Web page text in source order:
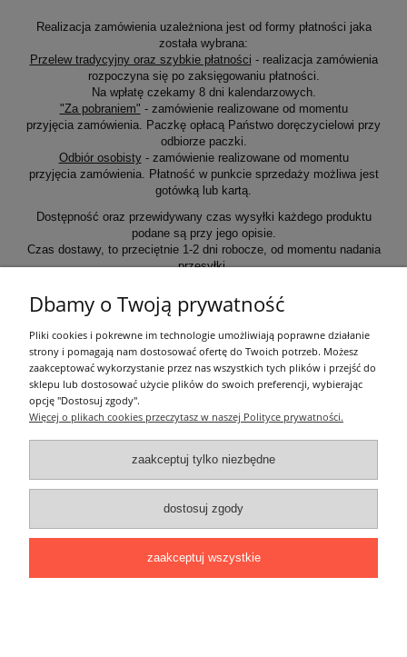
Realizacja zamówienia uzależniona jest od formy płatności jaka
została wybrana:
Przelew tradycyjny oraz szybkie płatności - realizacja zamówienia
rozpoczyna się po zaksięgowaniu płatności.
Na wpłatę czekamy 8 dni kalendarzowych.
"Za pobraniem" - zamówienie realizowane od momentu
przyjęcia zamówienia. Paczkę opłacą Państwo doręczycielowi przy
odbiorze paczki.
Odbiór osobisty- zamówienie realizowane od momentu
przyjęcia zamówienia. Płatność w punkcie sprzedaży możliwa jest
gotówką lub kartą.
Dostępność oraz przewidywany czas wysyłki każdego produktu
podane są przy jego opisie.
Czas dostawy, to przeciętnie 1-2 dni robocze, od momentu nadania
przesyłki.
Informacje ogólne
Zakupy
Moje konto
Pozostałe
Łatwy dojazd z Sopotu, Gdańska i Gdyni - przekonaj się i kup również na
miejscu!
ONELED, ul. Kasprowicza 4, 83-000 Pruszcz Gdański
e-mail: biuro@oneled.pl | tel.: 511-711-113 | tel.: 511-115-157 | tel.: 511-711-
Dbamy o Twoją prywatność
Pliki cookies i pokrewne im technologie umożliwiają poprawne działanie
strony i pomagają nam dostosować ofertę do Twoich potrzeb. Możesz
zaakceptować wykorzystanie przez nas wszystkich tych plików i przejść do
sklepu lub dostosować użycie plików do swoich preferencji, wybierając
opcję "Dostosuj zgody".
Więcej o plikach cookies przeczytasz w naszej Polityce prywatności.
zaakceptuj tylko niezbędne
dostosuj zgody
zaakceptuj wszystkie